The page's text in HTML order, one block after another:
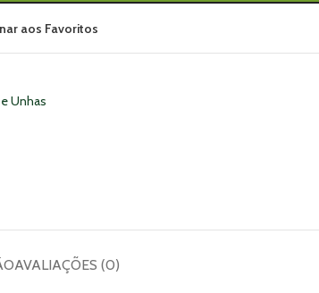
aos Favoritos
Unhas
AVALIAÇÕES (0)